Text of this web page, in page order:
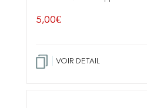
5,00€
VOIR DETAIL